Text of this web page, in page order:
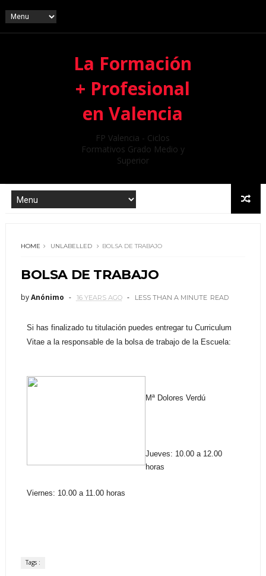
La Formación
+ Profesional
en Valencia
FP Valencia - Ciclos
Formativos Grado Medio y
Superior
HOME UNLABELLED BOLSA DE TRABAJO
BOLSA DE TRABAJO
byAnónimo 16 YEARS AGO LESS THAN A MINUTE READ
Si has finalizado tu titulación puedes entregar tu Curriculum
Vitae a la responsable de la bolsa de trabajo de la Escuela:
Mª Dolores Verdú
Jueves: 10.00 a 12.00
horas
Viernes: 10.00 a 11.00 horas
Tags :